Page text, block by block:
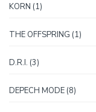
KORN 11
THE OFFSPRING 11
D.R.I. 33
DEPECH MODE 88